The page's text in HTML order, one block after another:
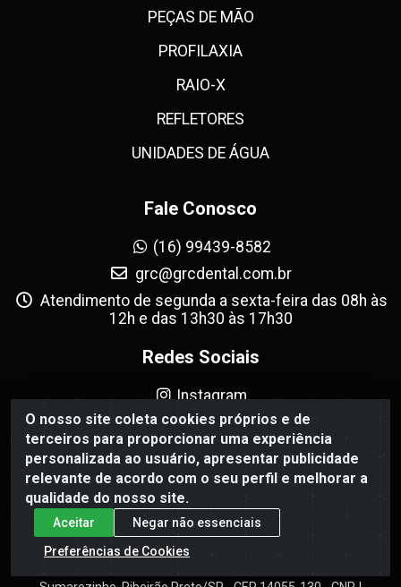
O nosso site coleta cookies próprios e de
terceiros para proporcionar uma experiência
personalizada ao usuário, apresentar publicidade
relevante de acordo com o seu perfil e melhorar a
qualidade do nosso site.
Aceitar
Negar não essenciais
Preferências de Cookies
PEÇAS DE MÃO
PROFILAXIA
RAIO-X
REFLETORES
UNIDADES DE ÁGUA
Fale Conosco
(16) 99439-8582
grc@grcdental.com.br
Atendimento de segunda a sexta-feira das 08h às
12h e das 13h30 às 17h30
Redes Sociais
Instagram
Facebook
Formas de Pagamento